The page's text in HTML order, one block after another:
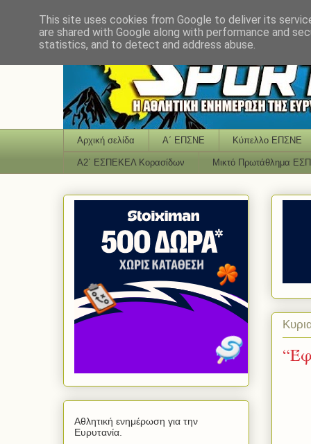
Αρχική σελίδα Α΄ ΕΠΣΝΕ Κύπελλο ΕΠΣΝΕ
Α2΄ ΕΣΠΕΚΕΛ Κορασίδων Μικτό Πρωτάθλημα
Αθλητική ενημέρωση για την
Ευρυτανία.
This site uses cookies from Google to deliver its
are shared with Google along with performance and
statistics, and to detect and address abuse.